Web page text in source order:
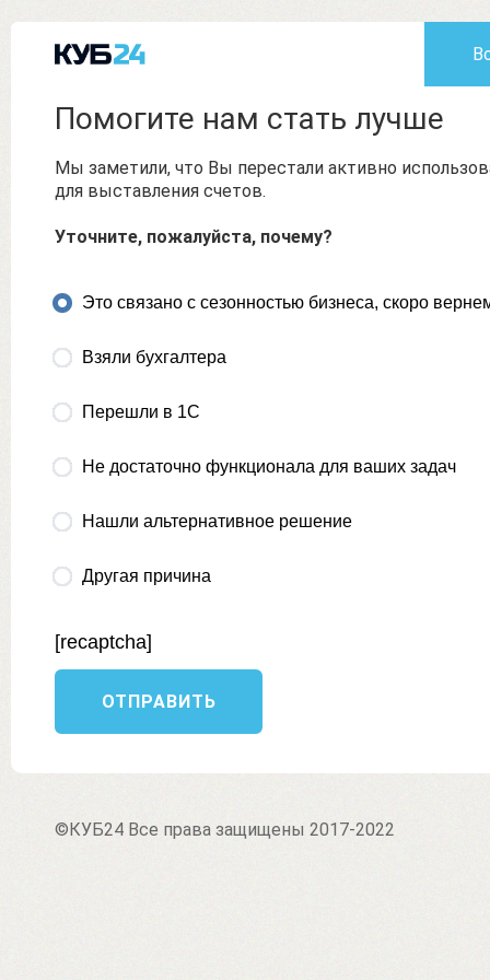
Помогите нам стать лучше
Мы заметили, что Вы перестали активно
для выставления счетов.
Уточните, пожалуйста, почему?
Это связано с сезонностью бизнеса, скоро
Взяли бухгалтера
Перешли в 1С
Не достаточно функционала для ваших задач
Нашли альтернативное решение
Другая причина
[recaptcha]
©КУБ24 Все права защищены 2017-2022